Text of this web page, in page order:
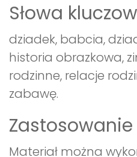
Słowa
dziadek, babcia,
historia obrazkowa,
rodzinne, relacje
zabawę.
Zastosowanie
Materiał można